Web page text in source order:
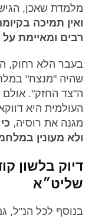
מלמדת שאכן,
ואין תמיכה
רבים ומאיימת
בעבר הלא רחוק,
שהיה "מנצח"
ה"צד החזק". אולם
העולמית היא
מגנה את רוסיה,
ולא מעונין
דיוק בלשון
שליט״א
בנוסף לכל הנ"ל,